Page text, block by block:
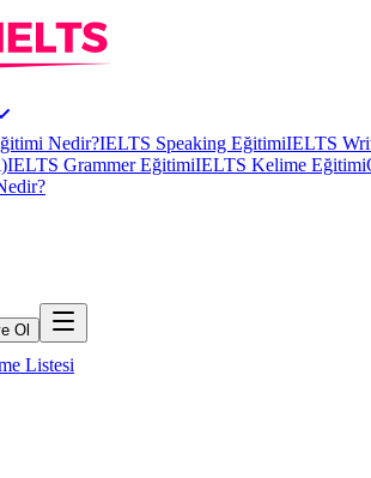
Nedir?IELTS Speaking EğitimiIELTS
IELTS Grammer EğitimiIELTS Kelime Eğitimi
Ol
Listesi